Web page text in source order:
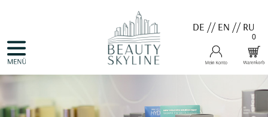
DE //EN //RU
0
NAVIGATION
VALMONT